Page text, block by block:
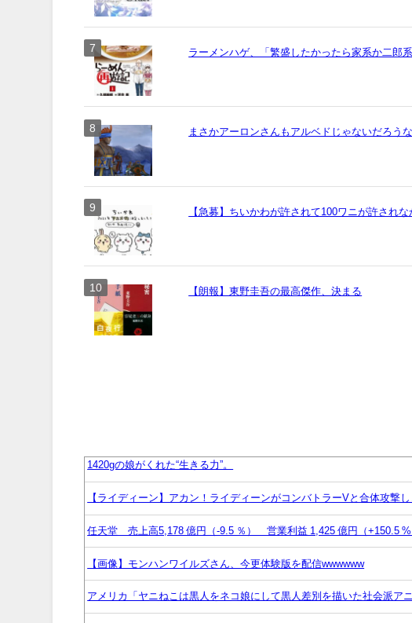
ラーメンハゲ、「繁盛したかったら家系か二郎
まさかアーロンさんもアルベドじゃないだろう
【急募】ちいかわが許されて100ワニが許されな
【朗報】東野圭吾の最高傑作、決まる
1420gの娘がくれた“生きる力”。
【ライディーン】アカン！ライディーンがコンバトラーVと合体攻撃し
任天堂 売上高5,178 億円（-9.5 ％） 営業利益 1,425 億円（+150.5 %
【画像】モンハンワイルズさん、今更体験版を配信wwwwww
アメリカ「ヤニねこは黒人をネコ娘にして黒人差別を描いた社会派アニ